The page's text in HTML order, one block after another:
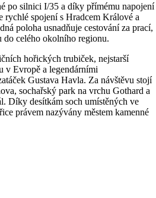
po silnici I/35 a díky přímému napojení
spojení s Hradcem Králové a
poloha usnadňuje cestování za prací,
celého okolního regionu.
hořických trubiček, nejstarší
v Evropě a legendárními
Gustava Havla. Za návštěvu stojí
sochařský park na vrchu Gothard a
Díky desítkám soch umístěných ve
právem nazývány městem kamenné